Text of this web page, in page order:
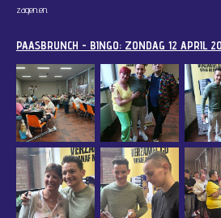
zagen.en.
PAASBRUNCH - BINGO: ZONDAG 12 APRIL